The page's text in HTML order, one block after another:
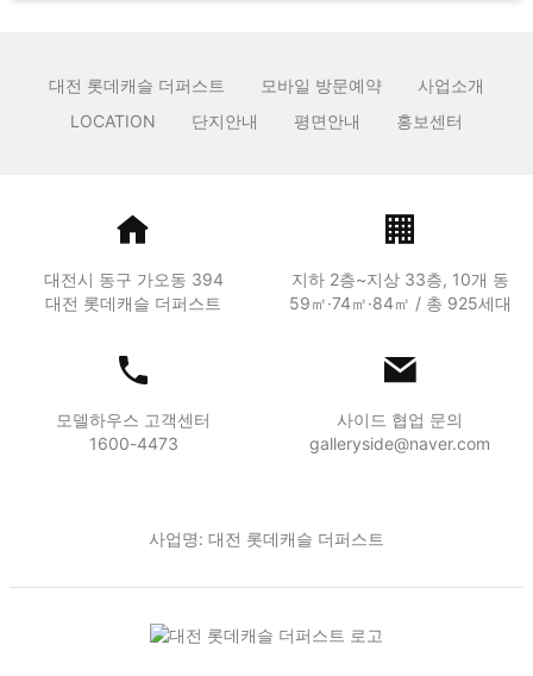
대전 롯데캐슬 더퍼스트 모바일 방문예약
사업소개
LOCATION
단지안내 평면안내 홍보센터
대전시 동구 가오동 394
대전 롯데캐슬 더퍼스트
지하 2층~지상 33층, 10개 동
59㎡·74㎡·84㎡ / 총 925세대
모델하우스 고객센터
1600-4473
사이드 협업 문의
galleryside@naver.com
사업명: 대전 롯데캐슬 더퍼스트